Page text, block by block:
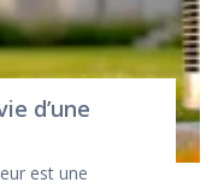
d’une
est une